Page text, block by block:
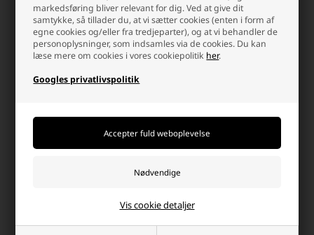
markedsføring bliver relevant for dig. Ved at give dit
samtykke, så tillader du, at vi sætter cookies (enten i form af
egne cookies og/eller fra tredjeparter), og at vi behandler de
personoplysninger, som indsamles via de cookies. Du kan
læse mere om cookies i vores cookiepolitik her.
Googles privatlivspolitik
Vis cookie detaljer
Tekmee 1m Lightning kabel
49,95 DKK
Gardena Robotic batteri
2500mAh (kompatibelt)
299,00 DKK
Hvorfor handle hos batterilageret?